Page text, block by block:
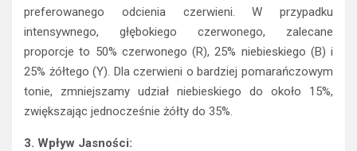
preferowanego odcienia czerwieni. W przypadku
intensywnego, głębokiego czerwonego, zalecane
proporcje to 50% czerwonego (R), 25% niebieskiego (B) i
25% żółtego (Y). Dla czerwieni o bardziej pomarańczowym
tonie, zmniejszamy udział niebieskiego do około 15%,
zwiększając jednocześnie żółty do 35%.
3. Wpływ Jasności: